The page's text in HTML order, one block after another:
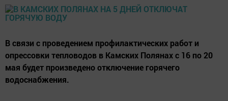
В связи с проведением профилактических работ и
опрессовки тепловодов в Камских Полянах с 16 по 20
мая будет произведено отключение горячего
водоснабжения.